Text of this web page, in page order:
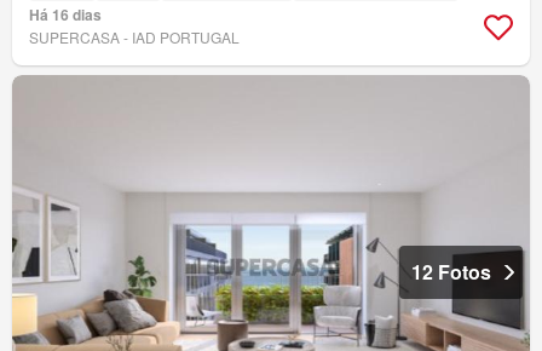
Há 16 dias
SUPERCASA - IAD PORTUGAL
12 Fotos